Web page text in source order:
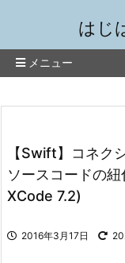
はじ
メニュー
【Swift】コネク
ソースコードの
XCode 7.2)
2016年3月17日